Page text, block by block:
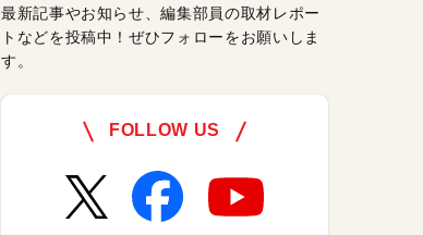
最新記事やお知らせ、編集部員の取材レポー
トなどを投稿中！ぜひフォローをお願いしま
す。
FOLLOW US